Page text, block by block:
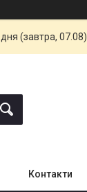
(завтра, 07.08).
Контакти